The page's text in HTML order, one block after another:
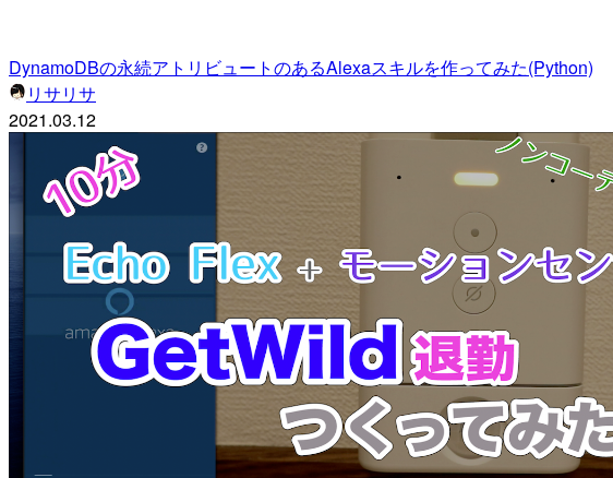
DynamoDBの永続アトリビュートのあるAlexaスキルを作ってみた(Python)
リサリサ
2021.03.12